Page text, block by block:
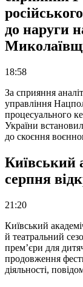
до наруги
18:58
За сприяння
управління
процесуального
України
до скоєння
Київський
серпня
21:20
Київський
й театральний
прем’єри для
продовження
діяльності,